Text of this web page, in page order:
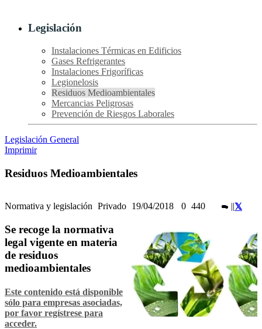
Legislación
Instalaciones Térmicas en Edificios
Gases Refrigerantes
Instalaciones Frigoríficas
Legionelosis
Residuos Medioambientales
Mercancias Peligrosas
Prevención de Riesgos Laborales
Legislación General
Imprimir
Residuos Medioambientales
Normativa y legislación Privado 19/04/2018 0 440 ||
Se recoge la normativa
legal vigente en materia
de residuos
medioambientales
Este contenido está disponible
sólo para empresas asociadas,
por favor regístrese para
acceder.